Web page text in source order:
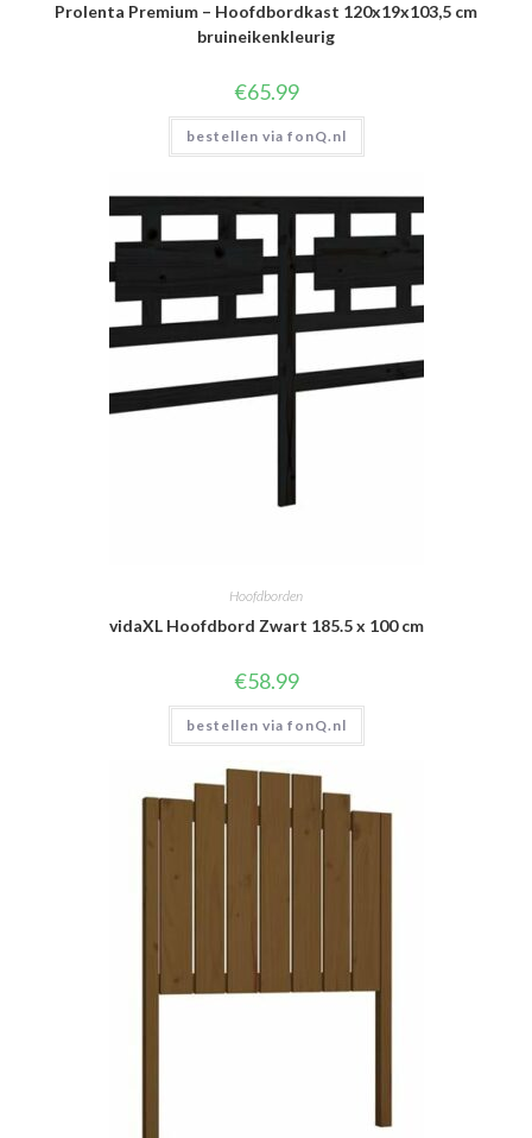
Prolenta Premium – Hoofdbordkast 120x19x103,5 cm
bruineikenkleurig
€65.99
bestellen via fonQ.nl
Hoofdborden
vidaXL Hoofdbord Zwart 185.5 x 100 cm
€58.99
bestellen via fonQ.nl